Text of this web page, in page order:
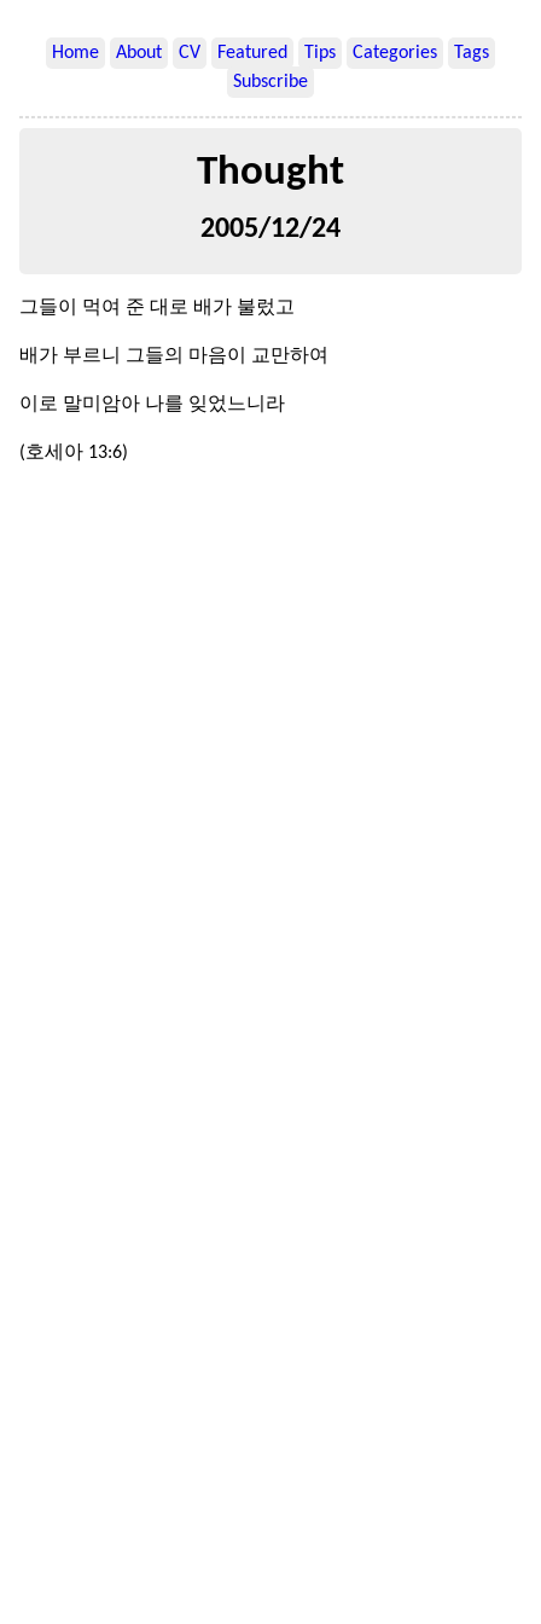
Home About CV Featured Tips Categories
Tags
Subscribe
Thought
2005/12/24
그들이 먹여 준 대로 배가 불렀고
배가 부르니 그들의 마음이 교만하여
이로 말미암아 나를 잊었느니라
(호세아 13:6)